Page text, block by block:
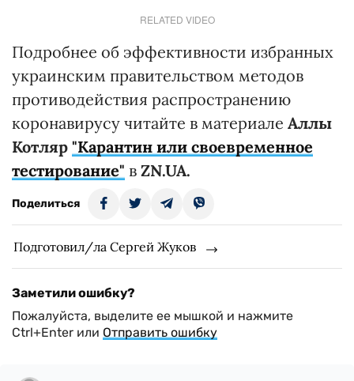
RELATED VIDEO
Подробнее об эффективности избранных
украинским правительством методов
противодействия распространению
коронавирусу читайте в материале Аллы
Котляр "Карантин или своевременное
тестирование" в ZN.UA.
Поделиться
Подготовил/ла Сергей Жуков
Заметили ошибку?
Пожалуйста, выделите ее мышкой и нажмите
Ctrl+Enter или Отправить ошибку